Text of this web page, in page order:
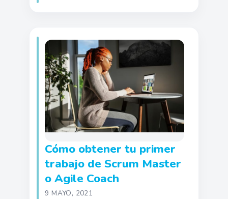
Cómo obtener tu primer
trabajo de Scrum Master
o Agile Coach
9 MAYO, 2021